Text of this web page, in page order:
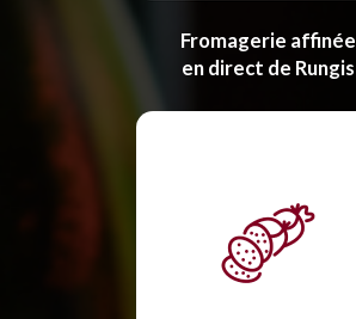
Fromagerie affinée
en direct de Rungis